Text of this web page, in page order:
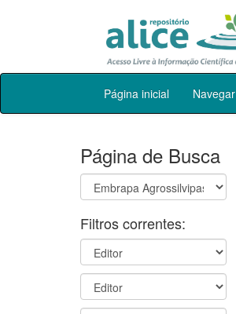
Skip
Página inicial Navegar
Página de Busca
Filtros correntes: